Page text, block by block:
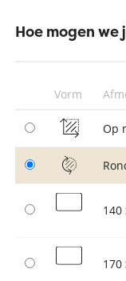
Hoe mogen
Vorm
Op
140
170